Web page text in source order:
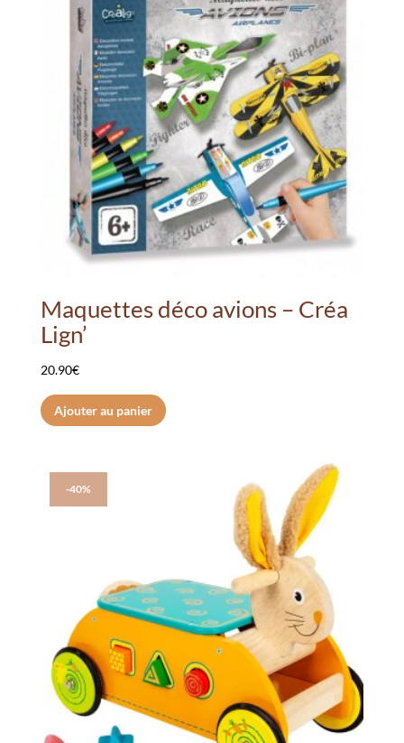
Maquettes déco avions – Créa
Lign’
20.90€
Ajouter au panier
-40%